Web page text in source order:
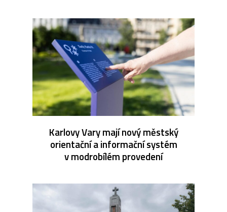
Karlovy Vary mají nový městský
orientační a informační systém
v modrobílém provedení